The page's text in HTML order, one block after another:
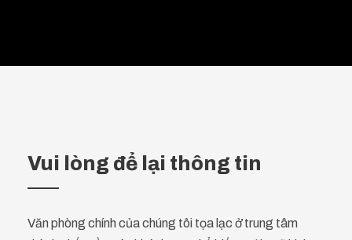
Vui lòng để lại thông tin
Văn phòng chính của chúng tôi tọa lạc ở trung tâm